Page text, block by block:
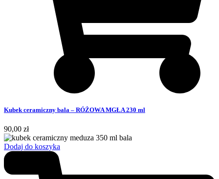
Kubek ceramiczny bala – RÓŻOWA MGŁA 230 ml
90,00 zł
Dodaj do koszyka